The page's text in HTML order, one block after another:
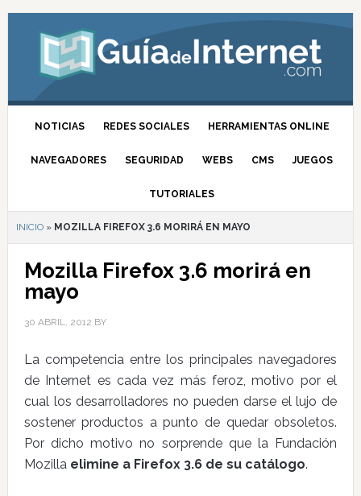
NOTICIAS REDES SOCIALES HERRAMIENTAS ONLINE
NAVEGADORES SEGURIDAD WEBS CMS JUEGOS
TUTORIALES
INICIO» MOZILLA FIREFOX 3.6 MORIRÁ EN MAYO
Mozilla Firefox 3.6 morirá en
mayo
30 ABRIL, 2012 BY
La competencia entre los principales navegadores
de Internet es cada vez más feroz, motivo por el
cual los desarrolladores no pueden darse el lujo de
sostener productos a punto de quedar obsoletos.
Por dicho motivo no sorprende que la Fundación
Mozilla elimine a Firefox 3.6 de su catálogo.